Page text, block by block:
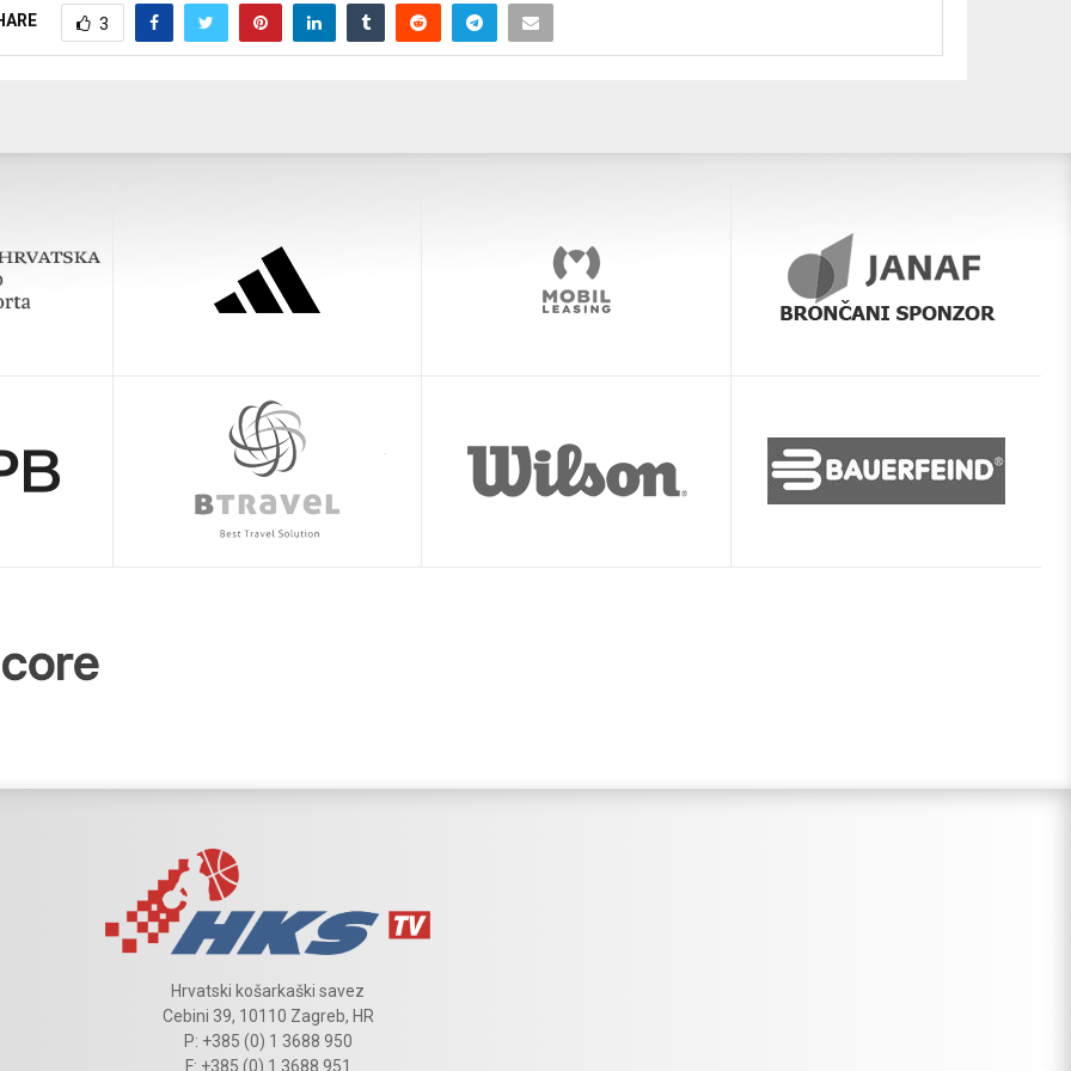
3
Hrvatski košarkaški savez
Cebini 39, 10110 Zagreb, HR
P: +385 (0) 1 3688 950
F: +385 (0) 1 3688 951